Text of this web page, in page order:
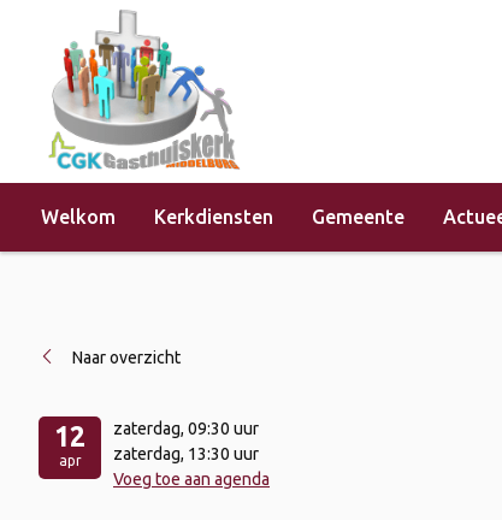
Welkom Kerkdiensten Gemeente
Home »Evenementen »Thema
Naar overzicht
12
apr
zaterdag, 09:30 uur
zaterdag, 13:30 uur
Voeg toe aan agenda